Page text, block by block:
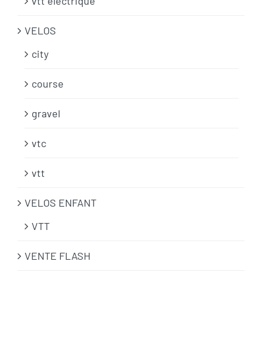
VELOS
city
course
gravel
vtc
vtt
VELOS ENFANT
VTT
VENTE FLASH